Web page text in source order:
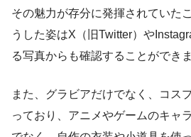
その魅力が存分に発揮されていた
うした姿はX（旧Twitter）や
る写真からも確認することができま
また、グラビアだけでなく、コス
っており、アニメやゲームのキャ